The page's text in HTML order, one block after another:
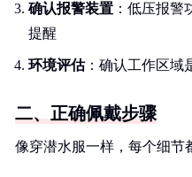
确认报警装置 ：低压报
提醒
环境评估：确认工作区域
二、正确佩戴步骤
像穿潜水服一样，每个细节